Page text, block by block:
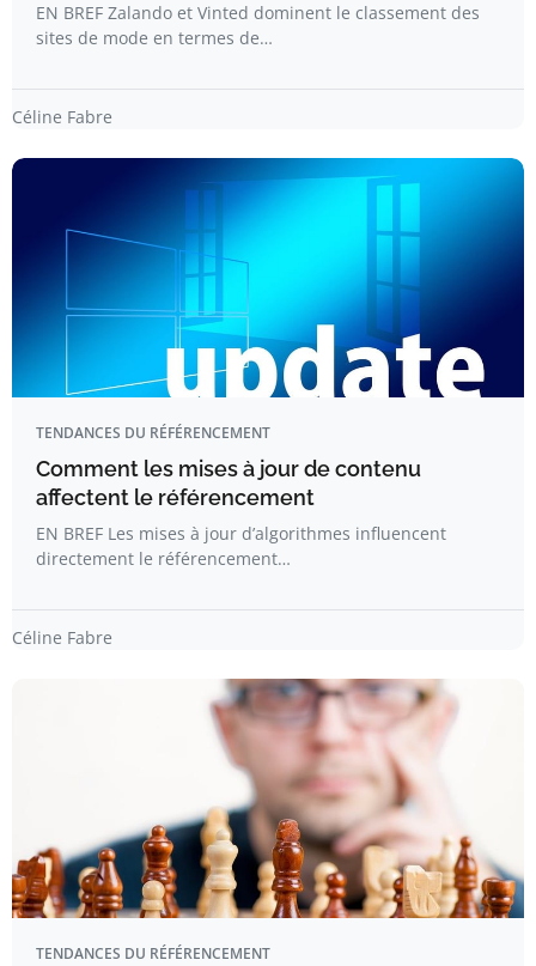
EN BREF Zalando et Vinted dominent le classement des
sites de mode en termes de…
Céline Fabre
TENDANCES DU RÉFÉRENCEMENT
Comment les mises à jour de contenu
affectent le référencement
EN BREF Les mises à jour d’algorithmes influencent
directement le référencement…
Céline Fabre
TENDANCES DU RÉFÉRENCEMENT